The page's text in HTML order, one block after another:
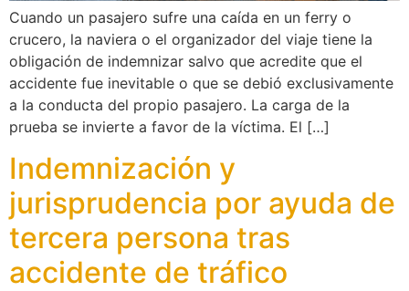
Cuando un pasajero sufre una caída en un ferry o
crucero, la naviera o el organizador del viaje tiene la
obligación de indemnizar salvo que acredite que el
accidente fue inevitable o que se debió exclusivamente
a la conducta del propio pasajero. La carga de la
prueba se invierte a favor de la víctima. El […]
Indemnización y
jurisprudencia por ayuda de
tercera persona tras
accidente de tráfico